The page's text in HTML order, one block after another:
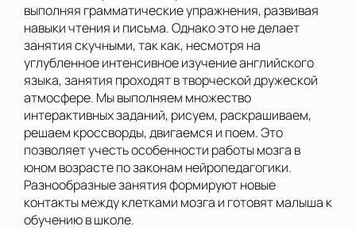
выполняя грамматические упражнения, развивая
навыки чтения и письма. Однако это не делает
занятия скучными, так как, несмотря на
углубленное интенсивное изучение английского
языка, занятия проходят в творческой дружеской
атмосфере. Мы выполняем множество
интерактивных заданий, рисуем, раскрашиваем,
решаем кроссворды, двигаемся и поем. Это
позволяет учесть особенности работы мозга в
юном возрасте по законам нейропедагогики.
Разнообразные занятия формируют новые
контакты между клетками мозга и готовят малыша к
обучению в школе.